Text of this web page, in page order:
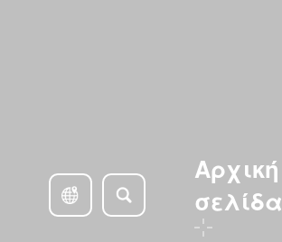
Αρχική
σελίδα